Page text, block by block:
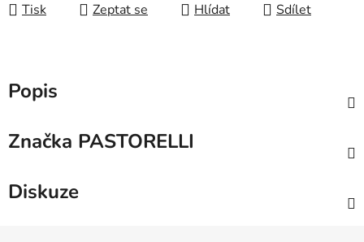
Tisk Zeptat se Hlídat Sdílet
Popis
Značka PASTORELLI
Diskuze